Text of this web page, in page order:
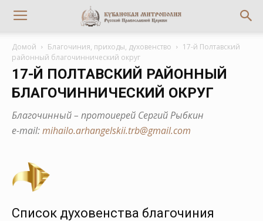
Домой Благочиния, приходы, духовенство
17-й Полтавский
районный благочиннический округ
17-Й ПОЛТАВСКИЙ РАЙОННЫЙ
БЛАГОЧИННИЧЕСКИЙ ОКРУГ
Благочинный – протоиерей Сергий Рыбкин
е-mail:mihailo.arhangelskii.trb@gmail.com
Список духовенства благочиния